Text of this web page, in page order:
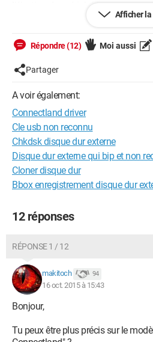
Là, on me propose l'éjection du
Dans la liste des périphériques
apparaît, et il est indiqué qu'il
Que se passe-t-il ?
Merci de me renseigner.
Afficher la
Répondre (12) Moi aussi
Partager
A voir également:
Connectland driver
Cle usb non reconnu
Chkdsk disque dur externe
Disque dur externe qui bip et non
Cloner disque dur
Bbox enregistrement disque dur
12 réponses
RÉPONSE 1 / 12
makitoch 94
16 oct. 2015 à 15:43
Bonjour,
Tu peux être plus précis sur le